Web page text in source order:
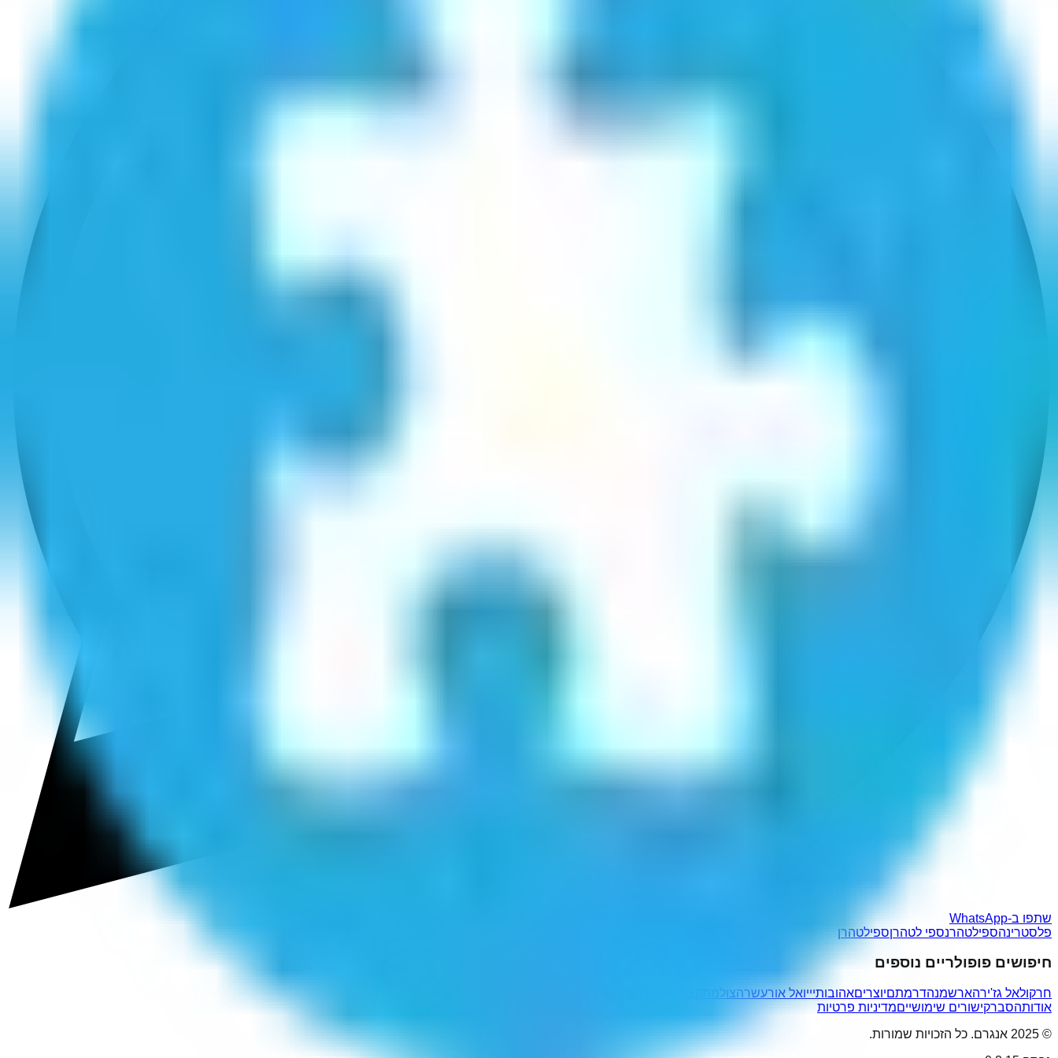
שתפו ב-WhatsApp
פלסטרינהספילטהרנספי לטהרןספילטהרן
חיפושים פופולריים נוספים
חרקולאל גז'ירהארשמנהדרמתםיוצריםאהובותיייואל אורעשרהצול
אודותהסברקישורים שימושייםמדיניות פרטיות
© 2025 אנגרם. כל הזכויות שמורות.